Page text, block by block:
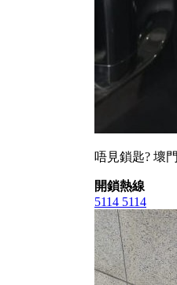
唔見鎖匙? 壞
開鎖熱線
5114 5114